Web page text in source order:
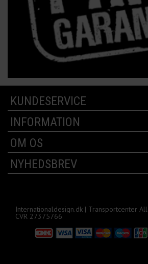
KUNDESERVICE
INFORMATION
OM OS
NYHEDSBREV
Internationaldesign.dk | Transportcenter
CVR 27375766